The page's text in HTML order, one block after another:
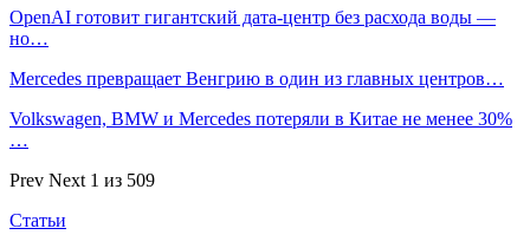
OpenAI готовит гигантский дата-центр без расхода воды —
но…
Mercedes превращает Венгрию в один из главных центров…
Volkswagen, BMW и Mercedes потеряли в Китае не менее 30%
…
Prev Next 1 из 509
Статьи